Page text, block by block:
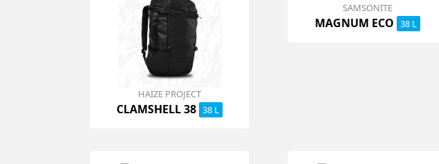
HAIZE PROJECT
CLAMSHELL 38 38 L
SAMSONITE
MAGNUM ECO 38 L